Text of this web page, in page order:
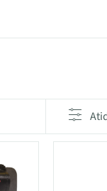
Ski Straps